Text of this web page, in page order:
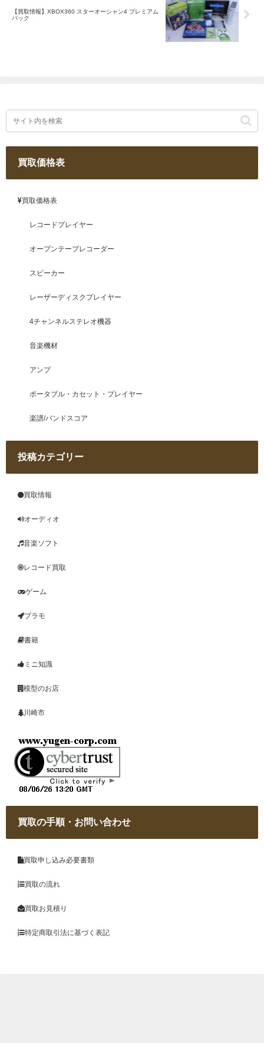
【買取情報】XBOX360 スターオーシャン4 プレミアム
パック
買取価格表
買取価格表
レコードプレイヤー
オープンテープレコーダー
スピーカー
レーザーディスクプレイヤー
4チャンネルステレオ機器
音楽機材
アンプ
ポータブル・カセット・プレイヤー
楽譜/バンドスコア
投稿カテゴリー
買取情報
オーディオ
音楽ソフト
レコード買取
ゲーム
プラモ
書籍
ミニ知識
模型のお店
川崎市
買取の手順・お問い合わせ
買取申し込み必要書類
買取の流れ
買取お見積り
特定商取引法に基づく表記